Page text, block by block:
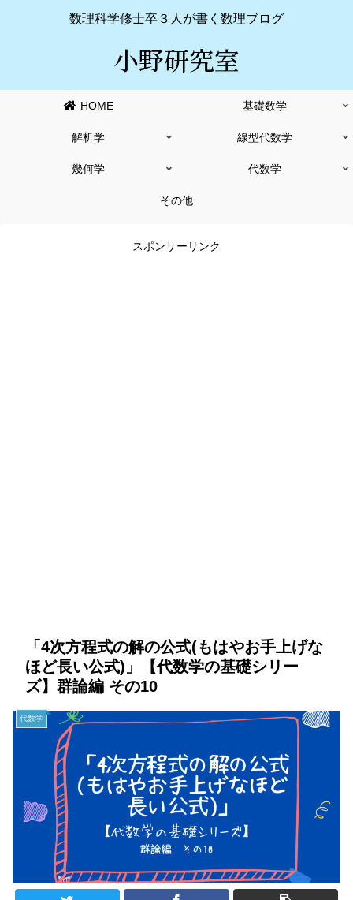
数理科学修士卒３人が書く数理ブログ
小野研究室
HOME 基礎数学
解析学 線型代数学
幾何学 代数学
その他
スポンサーリンク
「4次方程式の解の公式(もはやお手上げな
ほど長い公式)」【代数学の基礎シリー
ズ】群論編 その10
代数学